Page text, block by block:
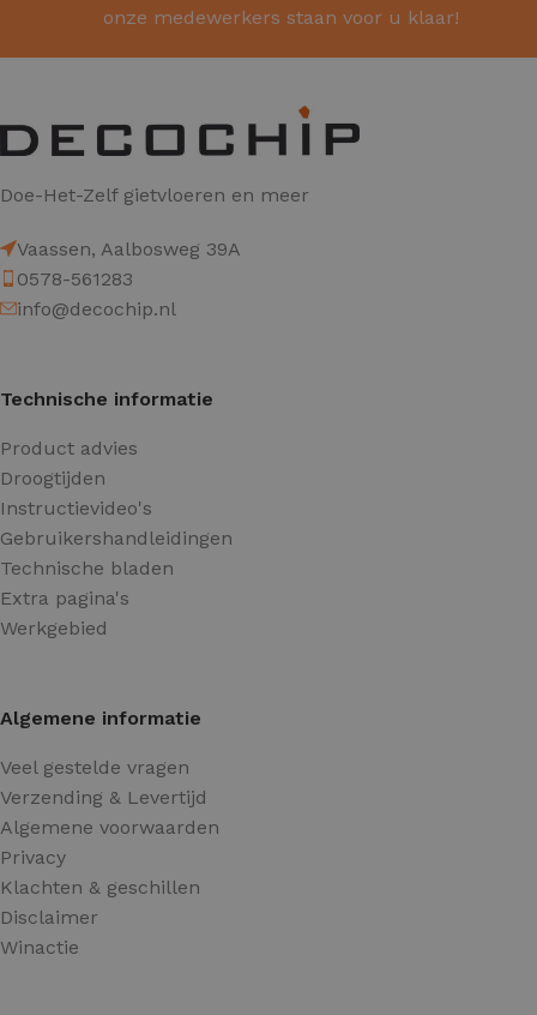
onze medewerkers staan voor u klaar!
Doe-Het-Zelf gietvloeren en meer
Vaassen, Aalbosweg 39A
0578-561283
info@decochip.nl
Technische informatie
Product advies
Droogtijden
Instructievideo's
Gebruikershandleidingen
Technische bladen
Extra pagina's
Werkgebied
Algemene informatie
Veel gestelde vragen
Verzending & Levertijd
Algemene voorwaarden
Privacy
Klachten & geschillen
Disclaimer
Winactie